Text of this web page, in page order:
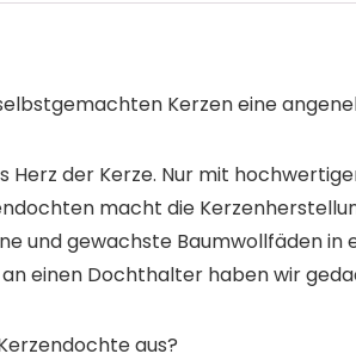
Kerzen eine
Herz der Kerze. Nur mit
macht die
und gewachste Baumwollfäden in
einen Dochthalter haben wir
aus?